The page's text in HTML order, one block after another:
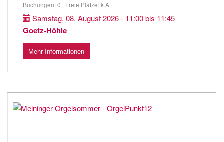
Buchungen: 0 | Freie Plätze: k.A.
Samstag, 08. August 2026 - 11:00 bis 11:45
Goetz-Höhle
Mehr Informationen